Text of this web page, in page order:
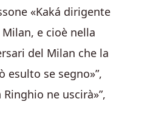
«Kaká dirigente
e cioè nella
del Milan che la
esulto se segno»”,
ne uscirà»”,